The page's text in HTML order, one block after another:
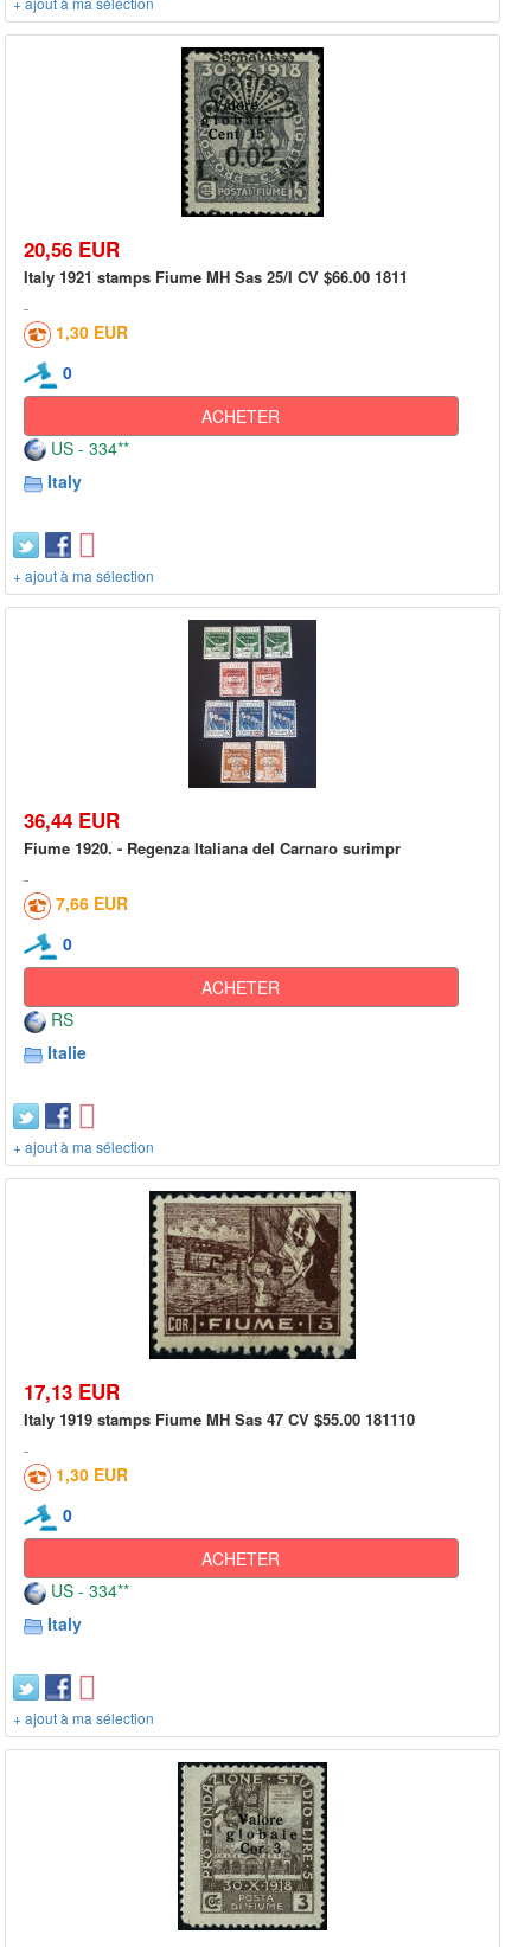
20,56 EUR
Italy 1921 stamps Fiume MH Sas 25/I CV $66.00 1811
1,30 EUR
0
ACHETER
US - 334**
Italy
+ ajout à ma sélection
36,44 EUR
Fiume 1920. - Regenza Italiana del Carnaro surimpr
7,66 EUR
0
ACHETER
RS
Italie
+ ajout à ma sélection
17,13 EUR
Italy 1919 stamps Fiume MH Sas 47 CV $55.00 181110
1,30 EUR
0
ACHETER
US - 334**
Italy
+ ajout à ma sélection